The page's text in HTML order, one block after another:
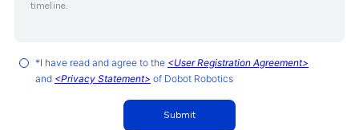
*I have read and agree to the <User Registration Agreement>
and <Privacy Statement> of Dobot Robotics
Submit